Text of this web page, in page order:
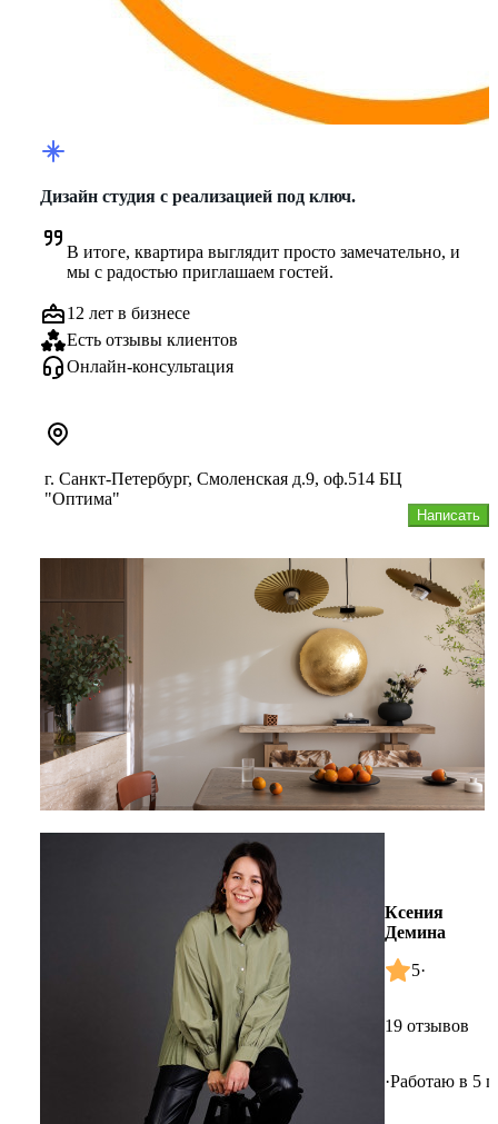
Дизайн студия с реализацией под ключ.
В итоге, квартира выглядит просто замечательно, и
мы с радостью приглашаем гостей.
12 лет в бизнесе
Есть отзывы клиентов
Онлайн-консультация
Написать
г. Санкт-Петербург, Смоленская д.9, оф.514 БЦ
"Оптима"
Ксения
Демина
5·
19 отзывов
·Работаю в 5